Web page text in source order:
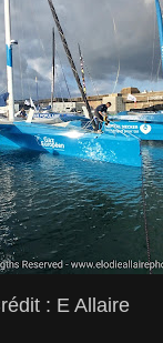
: E Allaire